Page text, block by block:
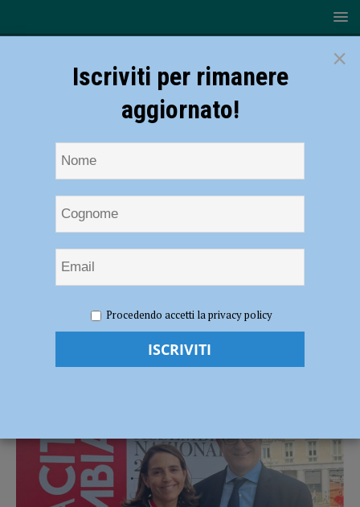
Autonomie locali
×
Iscriviti per rimanere
aggiornato!
Procedendo accetti la privacy policy